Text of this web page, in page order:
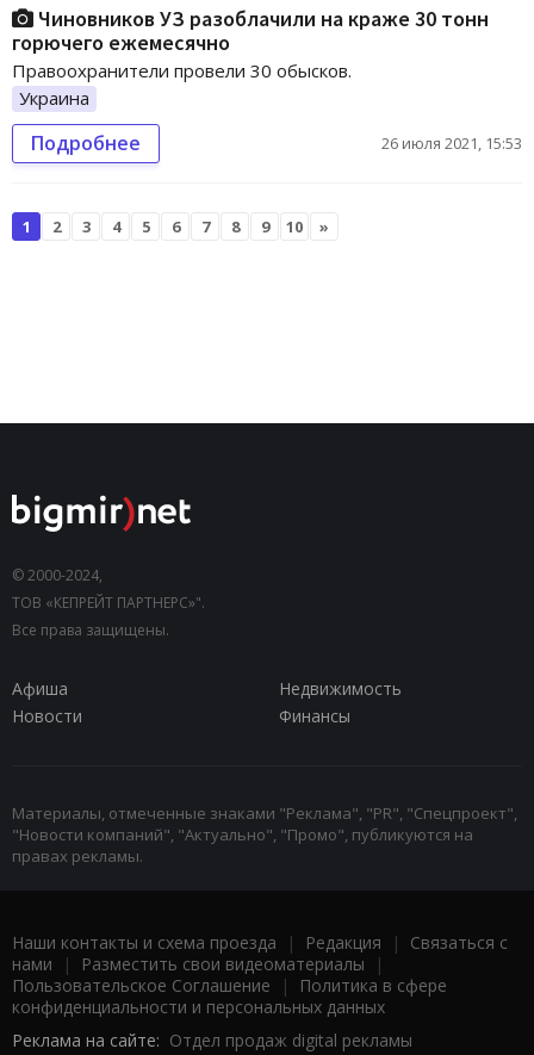
Чиновников УЗ разоблачили на краже 30 тонн
горючего ежемесячно
Правоохранители провели 30 обысков.
Украина
Подробнее 26 июля 2021, 15:53
1 2 3 4 5 6 7 8 9 10 »
© 2000-2024,
ТОВ «КЕПРЕЙТ ПАРТНЕРС»".
Все права защищены.
Афиша
Недвижимость
Новости
Финансы
Материалы, отмеченные знаками "Реклама", "PR", "Спецпроект",
"Новости компаний", "Актуально", "Промо", публикуются на
правах рекламы.
Наши контакты и схема проезда | Редакция | Связаться с
нами | Разместить свои видеоматериалы |
Пользовательское Соглашение |
Политика в сфере
конфиденциальности и персональных данных
Реклама на сайте: Отдел продаж digital рекламы